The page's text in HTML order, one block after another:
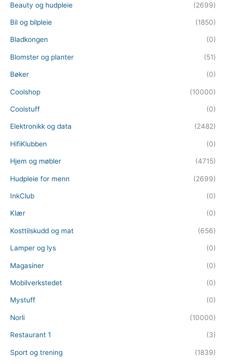
Beauty og hudpleie (2699)
Bil og bilpleie (1850)
Bladkongen (0)
Blomster og planter (51)
Bøker (0)
Coolshop (10000)
Coolstuff (0)
Elektronikk og data (2482)
HifiKlubben (0)
Hjem og møbler (4715)
Hudpleie for menn (2699)
InkClub (0)
Klær (0)
Kosttilskudd og mat (656)
Lamper og lys (0)
Magasiner (0)
Mobilverkstedet (0)
Mystuff (0)
Norli (10000)
Restaurant 1 (3)
Sport og trening (1839)